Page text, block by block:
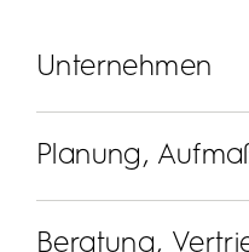
Unternehmen
Planung,
Beratung,